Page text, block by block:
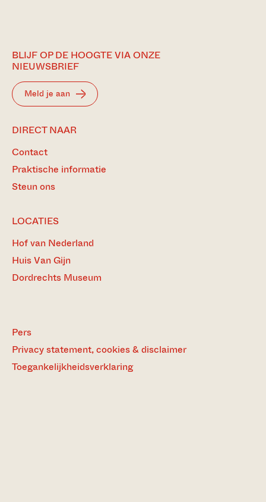
BLIJF OP DE HOOGTE VIA ONZE
NIEUWSBRIEF
Meld je aan
DIRECT NAAR
Contact
Praktische informatie
Steun ons
LOCATIES
Hof van Nederland
Huis Van Gijn
Dordrechts Museum
Pers
Privacy statement, cookies & disclaimer
Toegankelijkheidsverklaring